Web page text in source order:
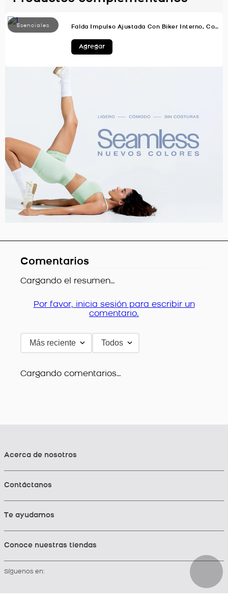
Falda Impulso Ajustada Con Biker Interno, Color Negro Para Mujer
Agregar
Comentarios
Cargando el resumen…
Por favor, inicia sesión para escribir un
comentario.
Más reciente Todos
Cargando comentarios…
Acerca de nosotros
Contáctanos
Te ayudamos
Conoce nuestras tiendas
Síguenos en: